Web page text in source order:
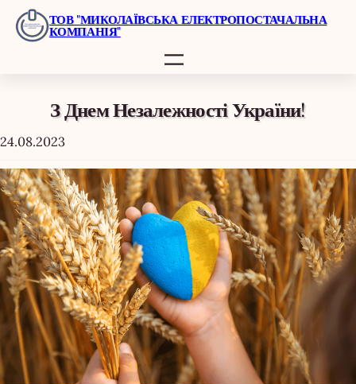
ПерейтиТОВ "МИКОЛАЇВСЬКА ЕЛЕКТРОПОСТАЧАЛЬНА
КОМПАНІЯ"
З Днем Незалежності України!
24.08.2023